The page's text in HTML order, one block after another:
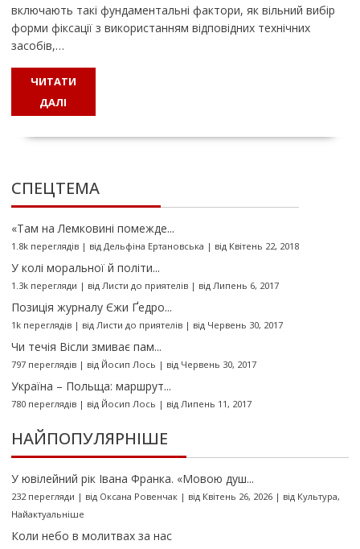
включають такі фундаментальні фактори, як вільний вибір
форми фіксації з використанням відповідних технічних
засобів,…
ЧИТАТИ
ДАЛІ
СПЕЦТЕМА
«Там на Лемковині помежде...
1.8k переглядів| від Дельфіна Ертановська | від Квітень 22, 2018
У колі моральної й політи...
1.3k перегляди | від Листи до приятелів| від Липень 6, 2017
Позиція журналу Єжи Ґедро...
1k переглядів| від Листи до приятелів| від Червень 30, 2017
Чи течія Вісли змиває пам...
797 переглядів| від Йосип Лось | від Червень 30, 2017
Україна – Польща: маршрут...
780 переглядів| від Йосип Лось | від Липень 11, 2017
НАЙПОПУЛЯРНІШЕ
У ювілейний рік Івана Франка. «Мовою душ...
232 перегляди | від Оксана Ровенчак| від Квітень 26, 2026| від Культура,
Найактуальніше
Коли небо в молитвах за нас